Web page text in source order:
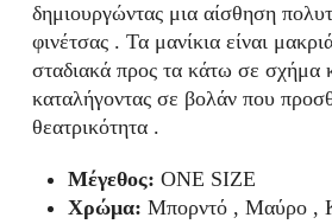
δημιουργώντας μια αίσθηση
φινέτσας . Τα μανίκια είναι
σταδιακά προς τα κάτω σε σχήμα
καταλήγοντας σε βολάν που
θεατρικότητα .
Μέγεθος: ONE SIZE
Χρώμα: Μπορντό , Μαύρο ,